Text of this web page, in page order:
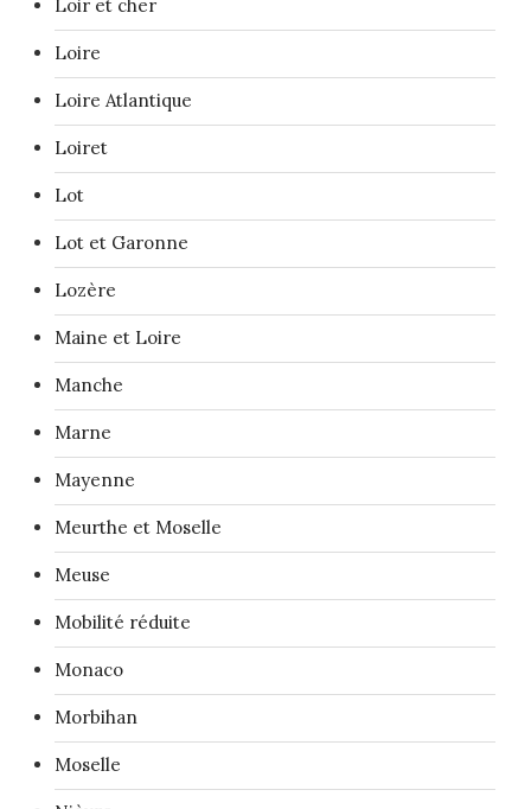
Loir et cher
Loire
Loire Atlantique
Loiret
Lot
Lot et Garonne
Lozère
Maine et Loire
Manche
Marne
Mayenne
Meurthe et Moselle
Meuse
Mobilité réduite
Monaco
Morbihan
Moselle